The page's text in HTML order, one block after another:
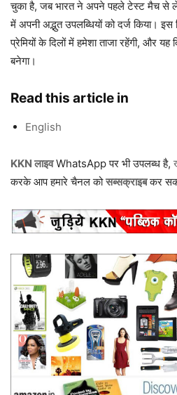
चुका है, जब भारत ने अपने पहले टेस्ट मैच से
में अपनी अद्भुत उपलब्धियों को दर्ज किया। इस
प्रेमियों के दिलों में हमेशा ताजा रहेंगी, और यह
बनेगा।
Read this article in
English
KKN लाइवWhatsApp पर भी उपलब्ध है,
करके आप हमारे चैनल कोसब्सक्राइबकर